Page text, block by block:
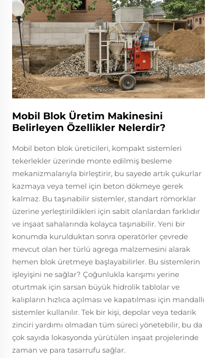
Mobil Blok Üretim Makinesini
Belirleyen Özellikler Nelerdir?
Mobil beton blok üreticileri, kompakt sistemleri
tekerlekler üzerinde monte edilmiş besleme
mekanizmalarıyla birleştirir, bu sayede artık çukurlar
kazmaya veya temel için beton dökmeye gerek
kalmaz. Bu taşınabilir sistemler, standart römorklar
üzerine yerleştirildikleri için sabit olanlardan farklıdır
ve inşaat sahalarında kolayca taşınabilir. Yeni bir
konumda kurulduktan sonra operatörler çevrede
mevcut olan her türlü agrega malzemesini alarak
hemen blok üretmeye başlayabilirler. Bu sistemlerin
işleyişini ne sağlar? Çoğunlukla karışımı yerine
oturtmak için sarsan büyük hidrolik tablolar ve
kalıpların hızlıca açılması ve kapatılması için mandallı
sistemler kullanılır. Tek bir kişi, depolar veya tedarik
zinciri yardımı olmadan tüm süreci yönetebilir, bu da
çok sayıda lokasyonda yürütülen inşaat projelerinde
zaman ve para tasarrufu sağlar.